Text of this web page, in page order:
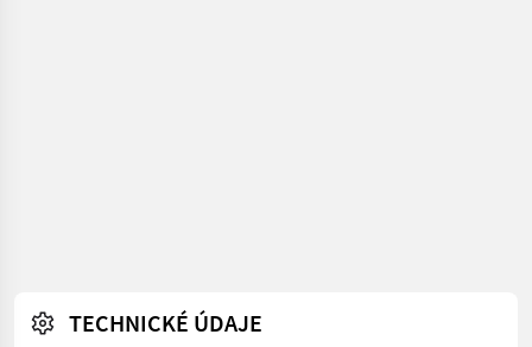
TECHNICKÉ ÚDAJE